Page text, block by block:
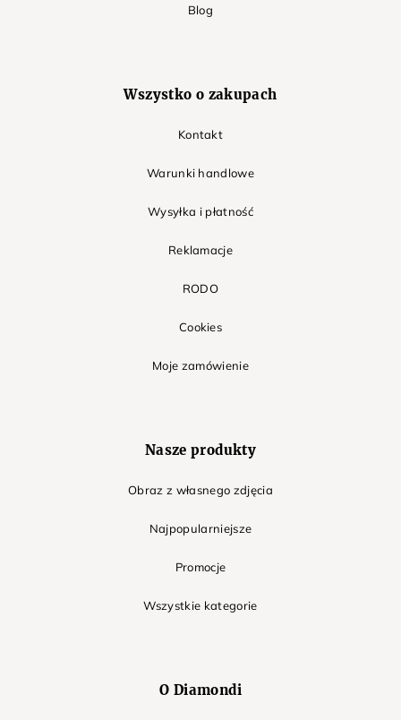
Blog
Wszystko o zakupach
Kontakt
Warunki handlowe
Wysyłka i płatność
Reklamacje
RODO
Cookies
Moje zamówienie
Nasze produkty
Obraz z własnego zdjęcia
Najpopularniejsze
Promocje
Wszystkie kategorie
O Diamondi